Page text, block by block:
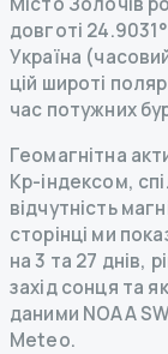
довготі
Україна
цій широті
час потужних
Геомагнітна
Kp-індексом,
відчутність
сторінці ми
на 3 та 27 днів,
захід сонця та
даними NOAA
Meteo.